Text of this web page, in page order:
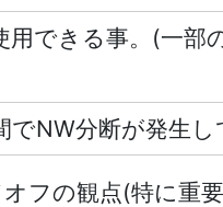
用できる事。(一部
でNW分断が発生
フの観点(特に重